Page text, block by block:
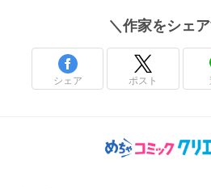
＼ 作家をシェ
シェア ポスト